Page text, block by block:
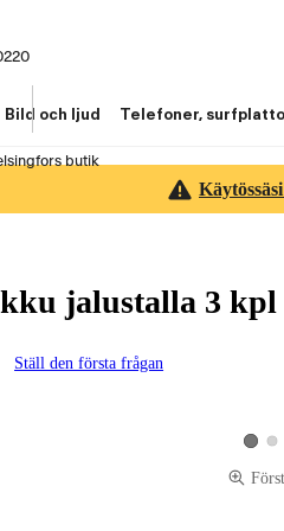
butik
Bild och ljud Telefoner,
jalustalla 3 kpl
Ställ den första frågan
Visa